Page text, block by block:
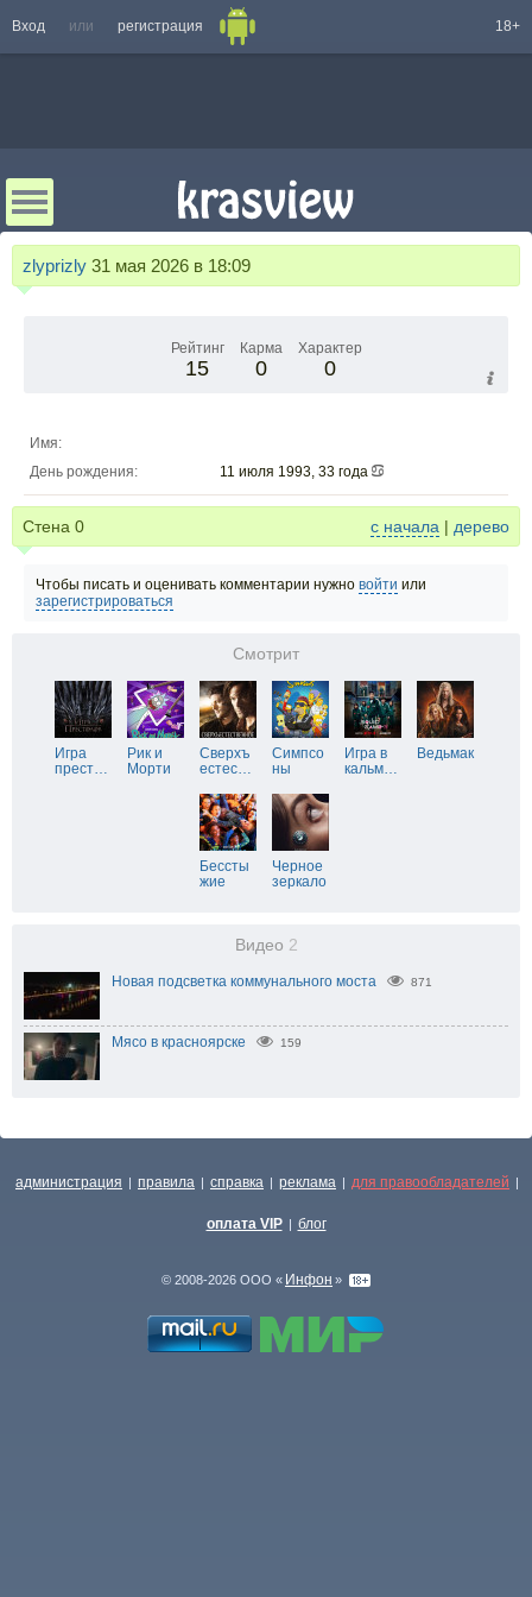
Вход или регистрация 18+
zlyprizly 31 мая 2026 в 18:09
Рейтинг
15
Карма
0
Характер
0
Имя:
День рождения:
11 июля 1993, 33 года
Стена 0 с начала | дерево
Чтобы писать и оценивать комментарии нужно войти или
зарегистрироваться
Смотрит
Игра
прест…
Рик и
Морти
Сверхъ
естес…
Симпсо
ны
Игра в
кальм…
Ведьмак
Бессты
жие
Черное
зеркало
Видео 2
Новая подсветка коммунального моста 871
Мясо в красноярске 159
администрация | правила | справка | реклама | для правообладателей |
оплата VIP | блог
© 2008-2026 ООО « Инфон »